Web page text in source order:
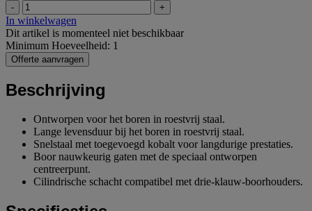
- +
In winkelwagen
Dit artikel is momenteel niet beschikbaar
Minimum Hoeveelheid: 1
Offerte aanvragen
Beschrijving
Ontworpen voor het boren in roestvrij staal.
Lange levensduur bij het boren in roestvrij staal.
Snelstaal met toegevoegd kobalt voor langdurige prestaties.
Boor nauwkeurig gaten met de speciaal ontworpen
centreerpunt.
Cilindrische schacht compatibel met drie-klauw-boorhouders.